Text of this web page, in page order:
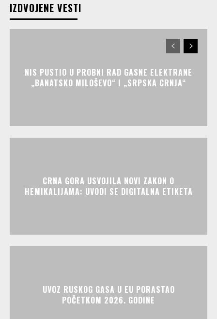
IZDVOJENE VESTI
NIS PUSTIO U PROBNI RAD GASNE ELEKTRANE
„BANATSKO MILOŠEVO“ I „SRPSKA CRNJA“
CRNA GORA USVOJILA NOVI ZAKON O
HEMIKALIJAMA: UVODI SE DIGITALNA ETIKETA
UVOZ RUSKOG GASA U EU PORASTAO
POČETKOM 2026. GODINE